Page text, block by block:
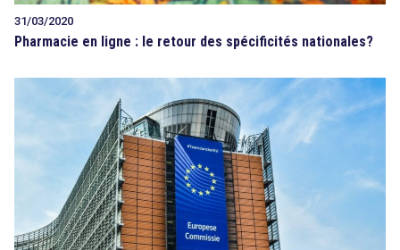
31/03/2020
Pharmacie en ligne : le retour des spécificités nationales?